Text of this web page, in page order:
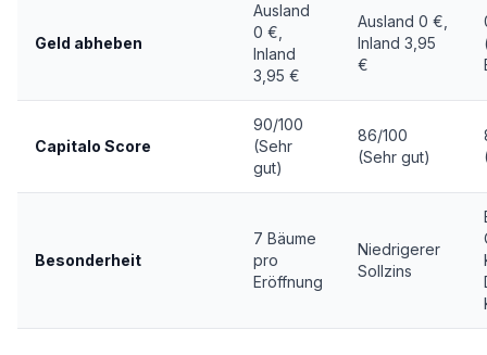
Geld abheben
Ausland
0 €,
Inland
3,95 €
Ausland 0 €,
Inland 3,95
€
Capitalo Score
90/100
(Sehr
gut)
86/100
(Sehr gut)
Besonderheit
7 Bäume
pro
Eröffnung
Niedrigerer
Sollzins